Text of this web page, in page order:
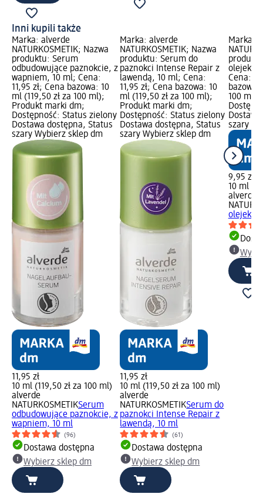
Inni kupili także
Marka: alverde
NATURKOSMETIK; Nazwa
produktu: Serum
odbudowujące paznokcie, z
wapniem, 10 ml; Cena:
11,95 zł; Cena bazowa: 10
ml (119,50 zł za 100 ml);
Produkt marki dm;
Dostępność: Status zielony
Dostawa dostępna, Status
szary Wybierz sklep dm
11,95 zł
10 ml (119,50 zł za 100 ml)
alverde
NATURKOSMETIKSerum
odbudowujące paznokcie, z
wapniem, 10 ml
(96)
Dostawa dostępna
Wybierz sklep dm
Marka: alverde
NATURKOSMETIK; Nazwa
produktu: Serum do
paznokci Intense Repair z
lawendą, 10 ml; Cena:
11,95 zł; Cena bazowa: 10
ml (119,50 zł za 100 ml);
Produkt marki dm;
Dostępność: Status zielony
Dostawa dostępna, Status
szary Wybierz sklep dm
11,95 zł
10 ml (119,50 zł za 100 ml)
alverde
NATURKOSMETIKSerum do
paznokci Intense Repair z
lawendą, 10 ml
(61)
Dostawa dostępna
Wybierz sklep dm
Marka:
olejek
Cena:
bazowa:
100 ml);
szary
9,95 zł
10 ml
alverde
olejek